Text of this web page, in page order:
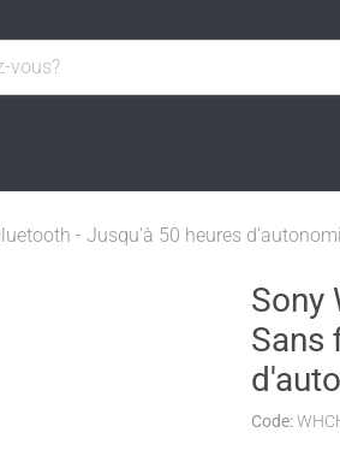
- Jusqu'à 50 heures
Sony
Sans
Code: